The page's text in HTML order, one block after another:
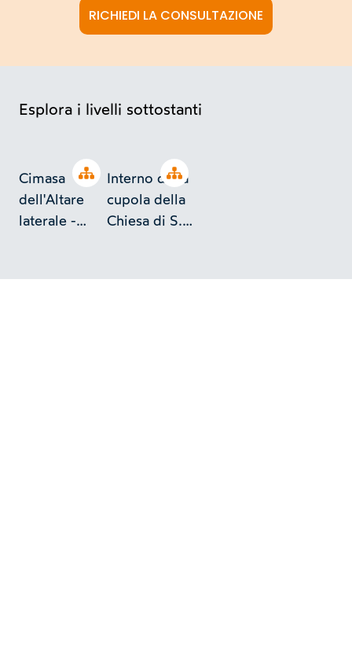
RICHIEDI LA CONSULTAZIONE
Esplora i livelli sottostanti
Open tree
Cimasa
dell'Altare
laterale -
Martina
Open tree
Interno della
cupola della
Chiesa di S.